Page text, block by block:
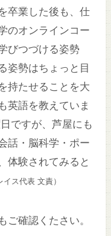
卒業した後も、仕
のオンラインコー
びつづける姿勢
姿勢はちょっと目
持たせることを大
英語を教えていま
ですが、芦屋にも
話・脳科学・ポー
体験されてみると
イス代表 文責）
ご確認くたさい。